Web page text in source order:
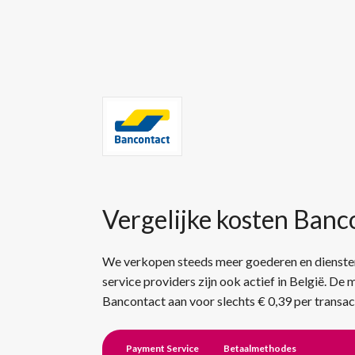
Vergelijke kosten
We verkopen steeds meer goederen en
service providers zijn ook actief in België. De
Bancontact aan voor slechts € 0,39 per
Payment Service
Betaalmethodes